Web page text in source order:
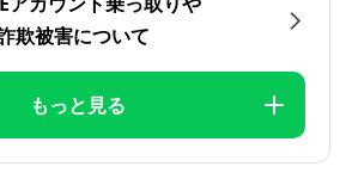
欺被害について
もっと見る